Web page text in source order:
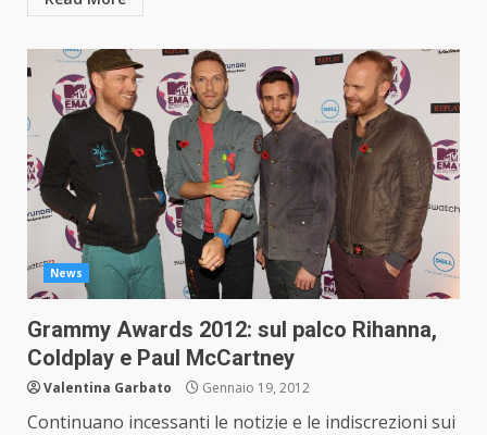
News
Grammy Awards 2012: sul palco Rihanna,
Coldplay e Paul McCartney
Valentina Garbato Gennaio 19, 2012
Continuano incessanti le notizie e le indiscrezioni sui